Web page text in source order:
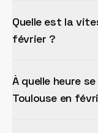
Quelle est la
février ?
À quelle heure
Toulouse en